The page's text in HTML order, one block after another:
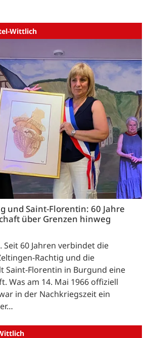
Wittlich
und Saint-Florentin: 60 Jahre
über Grenzen hinweg
Seit 60 Jahren verbindet die
Rachtig und die
Saint-Florentin in Burgund eine
Was am 14. Mai 1966 offiziell
in der Nachkriegszeit ein